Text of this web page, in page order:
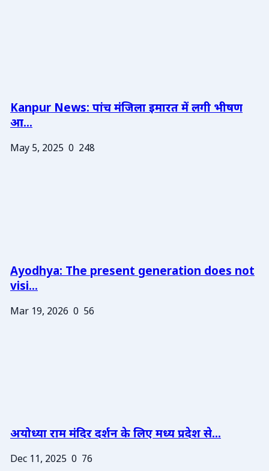
Kanpur News: पांच मंजिला इमारत में लगी भीषण
आ...
May 5, 2025 0 248
Ayodhya: The present generation does not
visi...
Mar 19, 2026 0 56
अयोध्या राम मंदिर दर्शन के लिए मध्य प्रदेश से...
Dec 11, 2025 0 76